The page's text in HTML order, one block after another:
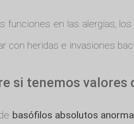
funciones en las alergias,
con heridas e invasiones
si tenemos
basófilos absolutos